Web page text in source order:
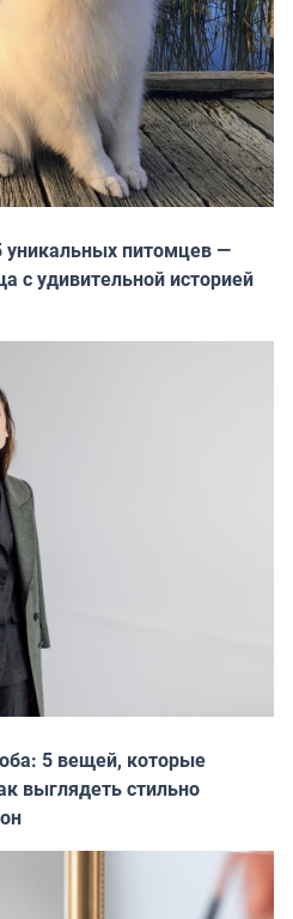
уникальных питомцев —
с удивительной историей
5 вещей, которые
выглядеть стильно